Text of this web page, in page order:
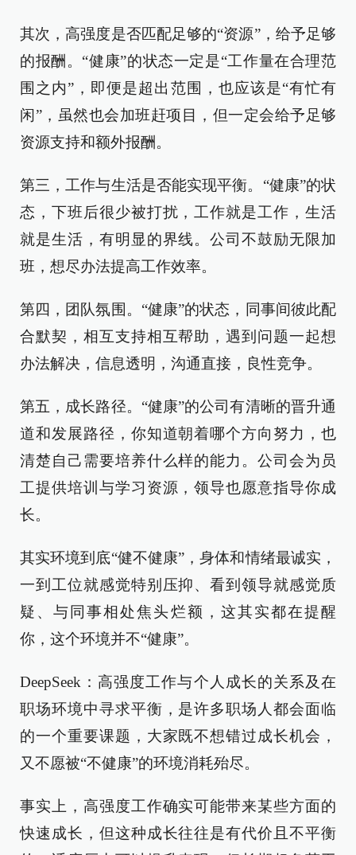
其次，高强度是否匹配足够的“资源”，给予足够
的报酬。“健康”的状态一定是“工作量在合理范
围之内”，即便是超出范围，也应该是“有忙有
闲”，虽然也会加班赶项目，但一定会给予足够
资源支持和额外报酬。
第三，工作与生活是否能实现平衡。“健康”的状
态，下班后很少被打扰，工作就是工作，生活
就是生活，有明显的界线。公司不鼓励无限加
班，想尽办法提高工作效率。
第四，团队氛围。“健康”的状态，同事间彼此配
合默契，相互支持相互帮助，遇到问题一起想
办法解决，信息透明，沟通直接，良性竞争。
第五，成长路径。“健康”的公司有清晰的晋升通
道和发展路径，你知道朝着哪个方向努力，也
清楚自己需要培养什么样的能力。公司会为员
工提供培训与学习资源，领导也愿意指导你成
长。
其实环境到底“健不健康”，身体和情绪最诚实，
一到工位就感觉特别压抑、看到领导就感觉质
疑、与同事相处焦头烂额，这其实都在提醒
你，这个环境并不“健康”。
DeepSeek：高强度工作与个人成长的关系及在
职场环境中寻求平衡，是许多职场人都会面临
的一个重要课题，大家既不想错过成长机会，
又不愿被“不健康”的环境消耗殆尽。
事实上，高强度工作确实可能带来某些方面的
快速成长，但这种成长往往是有代价且不平衡